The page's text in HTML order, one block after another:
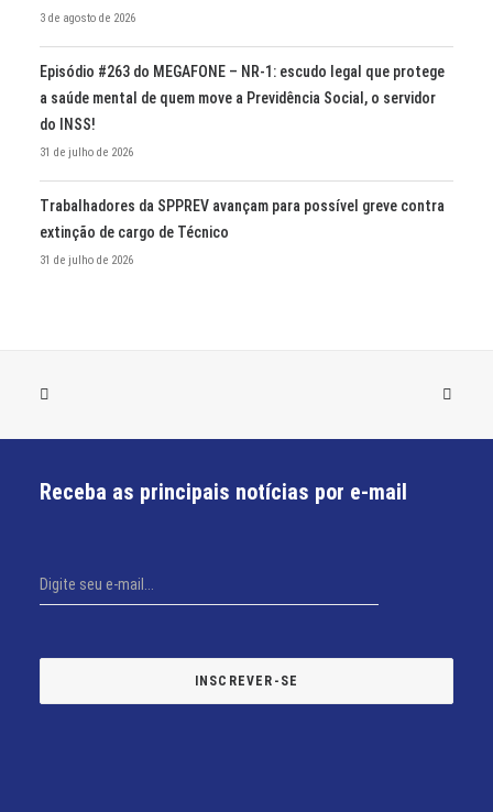
3 de agosto de 2026
Episódio #263 do MEGAFONE – NR-1: escudo legal que protege
a saúde mental de quem move a Previdência Social, o servidor
do INSS!
31 de julho de 2026
Trabalhadores da SPPREV avançam para possível greve contra
extinção de cargo de Técnico
31 de julho de 2026
Receba as principais notícias por e-mail